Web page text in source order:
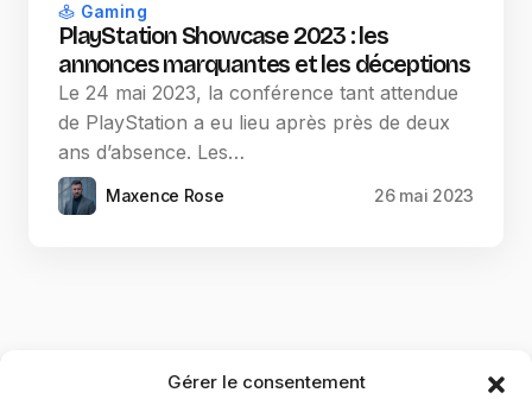
Gérer le consentement
Gaming
PlayStation Showcase 2023 : les
annonces marquantes et les déceptions
Le 24 mai 2023, la conférence tant attendue
de PlayStation a eu lieu après près de deux
ans d’absence. Les…
Maxence Rose 26 mai 2023